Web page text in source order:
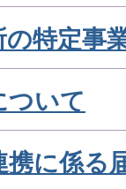
特定事
ついて
に係る